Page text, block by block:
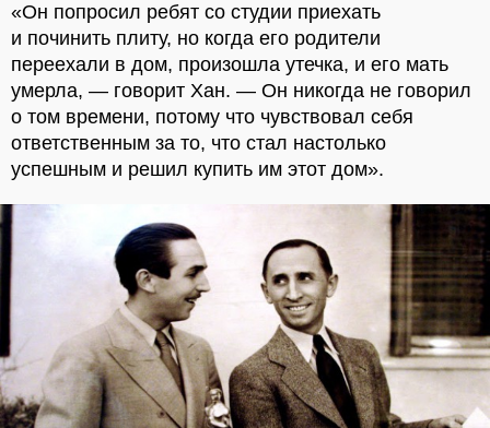
«Он попросил ребят со студии приехать
и починить плиту, но когда его родители
переехали в дом, произошла утечка, и его мать
умерла, — говорит Хан. — Он никогда не говорил
о том времени, потому что чувствовал себя
ответственным за то, что стал настолько
успешным и решил купить им этот дом».